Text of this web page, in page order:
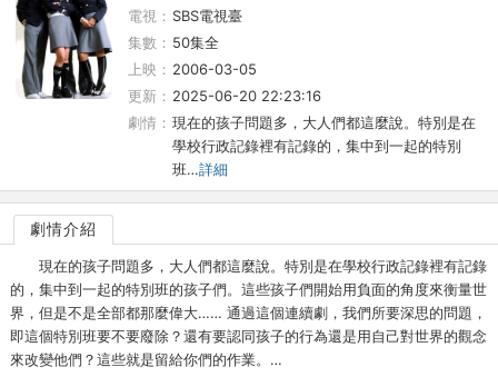
電視： SBS電視臺
集數： 50集全
上映： 2006-03-05
更新： 2025-06-20 22:23:16
劇情： 現在的孩子問題多，大人們都這麼說。特別是在
學校行政記錄裡有記錄的，集中到一起的特別
班…詳細
劇情介紹
現在的孩子問題多，大人們都這麼說。特別是在學校行政記錄裡有記錄
的，集中到一起的特別班的孩子們。這些孩子們開始用負面的角度來衡量世
界，但是不是全部都那麼偉大…… 通過這個連續劇，我們所要深思的問題，
即這個特別班要不要廢除？還有要認同孩子的行為還是用自己對世界的觀念
來改變他們？這些就是留給你們的作業。…